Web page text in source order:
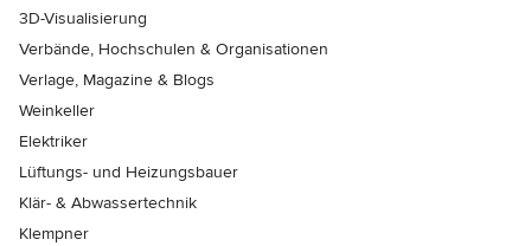
3D-Visualisierung
Verbände, Hochschulen & Organisationen
Verlage, Magazine & Blogs
Weinkeller
Elektriker
Lüftungs- und Heizungsbauer
Klär- & Abwassertechnik
Klempner